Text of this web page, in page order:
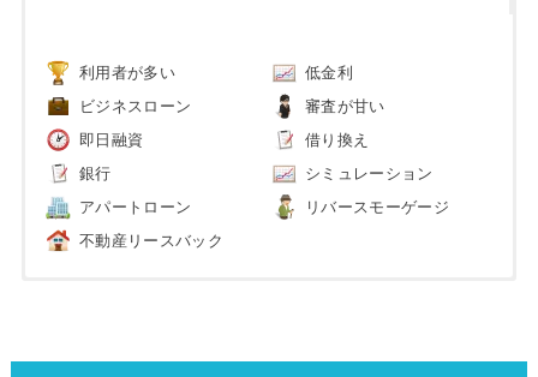
利用者が多い 低金利
ビジネスローン 審査が甘い
即日融資 借り換え
銀行 シミュレーション
アパートローン リバースモーゲージ
不動産リースバック